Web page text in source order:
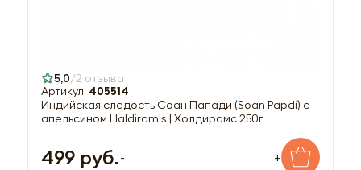
5,0 2 отзыва
Артикул: 405514
Индийская сладость Соан Папади (Soan Papdi) с
апельсином Haldiram's | Холдирамс 250г
499 руб. - +